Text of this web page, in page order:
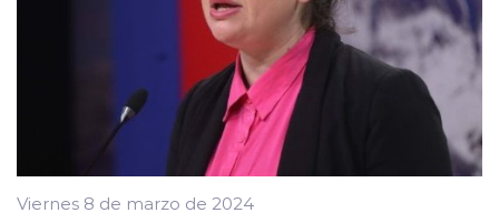
Viernes 8 de marzo de 2024